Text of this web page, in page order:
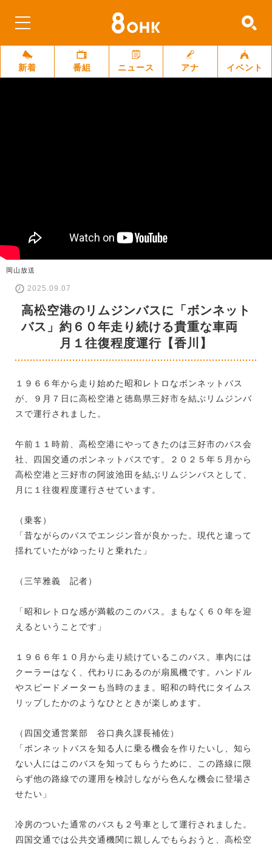
新着 番組 ニュース アナ イベント
岡山放送
2025.09.07
高松空港のリムジンバスに「ボンネット
バス」約６０年走り続ける貴重な車両
月１往復程度運行【香川】
１９６６年から走り始めた昭和レトロなボンネットバス
が、９月７日に高松空港と徳島県三好市を結ぶリムジンバ
スで運行されました。
午前１１時前、高松空港にやってきたのは三好市のバス会
社、四国交通のボンネットバスです。２０２５年５月から
高松空港と三好市の阿波池田を結ぶリムジンバスとして、
月に１往復程度運行させています。
（乗客）
「昔ながらのバスでエンジン音が良かった。現代と違って
揺れていたがゆったりと乗れた」
（三竿雅義 記者）
「昭和レトロな感が満載のこのバス。まもなく６０年を迎
えるということです」
１９６６年１０月から走り続けているこのバス。車内には
クーラーはなく、代わりにあるのが扇風機です。ハンドル
やスピードメーターも当時のまま。昭和の時代にタイムス
リップしたかのようなひとときが楽しめます。
（四国交通営業部 谷口典久課長補佐）
「ボンネットバスを知る人に乗る機会を作りたいし、知ら
ない人にはこのバスを知ってもらうために、この路線に限
らず他の路線での運用を検討しながら色んな機会に登場さ
せたい」
冷房のついた通常のバスも２号車として運行されました。
四国交通では公共交通機関に親しんでもらおうと、高松空